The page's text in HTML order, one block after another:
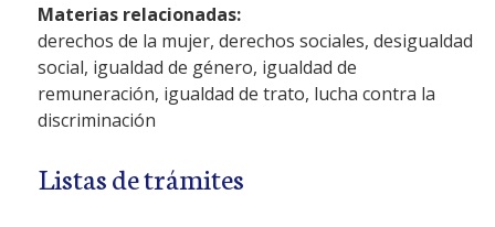
Materias relacionadas:
derechos de la mujer, derechos sociales, desigualdad
social, igualdad de género, igualdad de
remuneración, igualdad de trato, lucha contra la
discriminación
Listas de trámites